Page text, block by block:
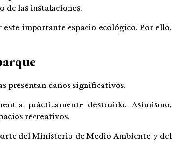
de las instalaciones.
este importante espacio ecológico. Por ello,
presentan daños significativos.
prácticamente destruido. Asimismo,
recreativos.
del Ministerio de Medio Ambiente y del